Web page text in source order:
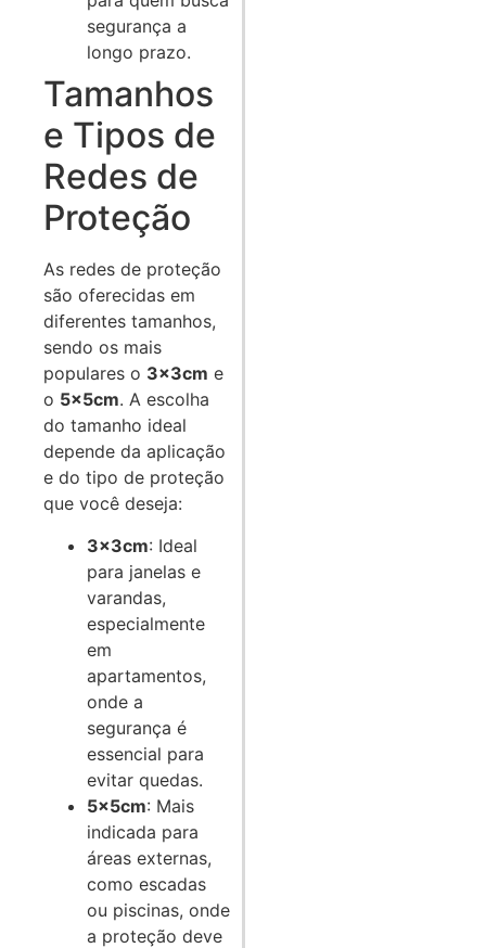
segurança a
longo prazo.
Tamanhos
e Tipos de
Redes de
Proteção
As redes de proteção
são oferecidas em
diferentes tamanhos,
sendo os mais
populares o 3x3cm e
o 5x5cm. A escolha
do tamanho ideal
depende da aplicação
e do tipo de proteção
que você deseja:
3x3cm: Ideal
para janelas e
varandas,
especialmente
em
apartamentos,
onde a
segurança é
essencial para
evitar quedas.
5x5cm: Mais
indicada para
áreas externas,
como escadas
ou piscinas, onde
a proteção deve